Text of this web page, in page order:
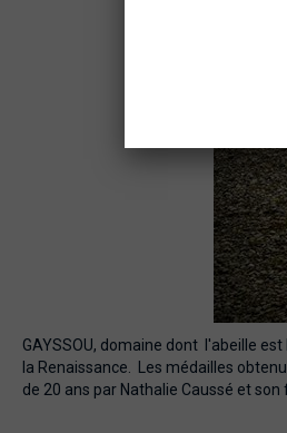
GAYSSOU, domaine dont l'abeille
la Renaissance. Les médailles
de 20 ans par Nathalie Caussé et